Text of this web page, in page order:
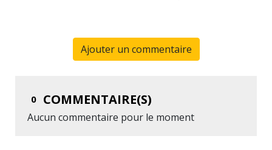
Ajouter un commentaire
0 COMMENTAIRE(S)
Aucun commentaire pour le moment